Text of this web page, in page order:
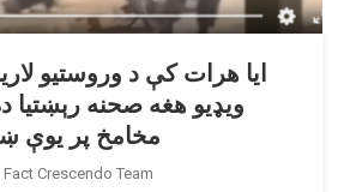
ایا هرات کې د وروستیو
ویډیو هغه صحنه رېښتیا
مخامخ پر یوې
Fact Crescendo Team